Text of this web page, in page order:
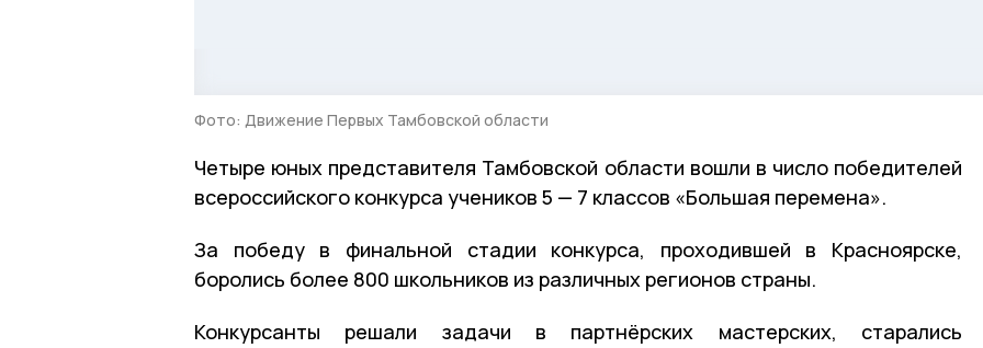
Фото: Движение Первых Тамбовской области
Четыре юных представителя Тамбовской области вошли в число победителей
всероссийского конкурса учеников 5 — 7 классов «Большая перемена».
За победу в финальной стадии конкурса, проходившей в Красноярске,
боролись более 800 школьников из различных регионов страны.
Конкурсанты решали задачи в партнёрских мастерских, старались